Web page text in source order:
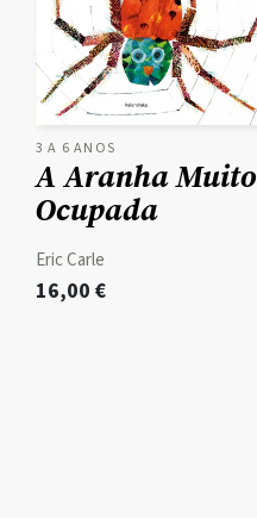
3 A 6 ANOS
A Aranha Muito
Ocupada
Eric Carle
16,00 €